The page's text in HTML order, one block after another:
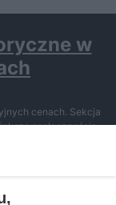
w
cenach. Sekcja
społecznością
wybierać spośród